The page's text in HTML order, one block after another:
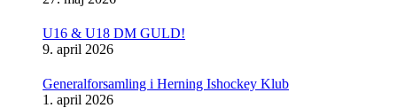
U16 & U18 DM GULD!
9. april 2026
Generalforsamling i Herning Ishockey Klub
1. april 2026